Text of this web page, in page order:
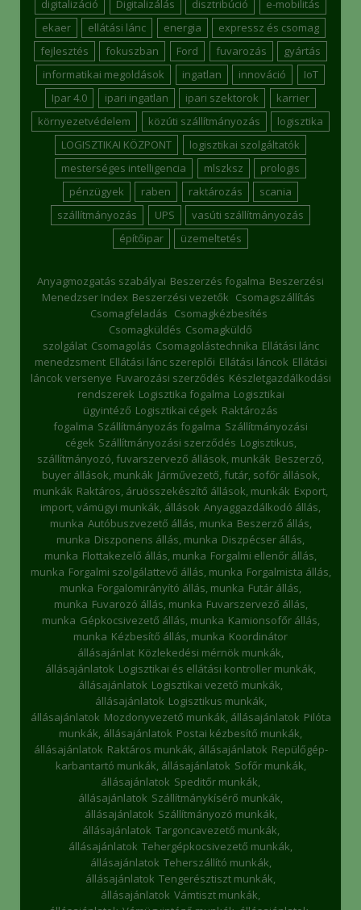
digitalizáció
Digitalizálás disztribúció
e-mobilitás
ekaer
ellátási lánc energia
expressz és csomag
fejlesztés
fokuszban Ford fuvarozás
gyártás
informatikai megoldások
ingatlan innováció
IoT
Ipar 4.0
ipari ingatlan ipari szektorok
karrier
környezetvédelem
közúti szállítmányozás
logisztika
LOGISZTIKAI KÖZPONT
logisztikai szolgáltatók
mesterséges intelligencia
mlszksz
prologis
pénzügyek
raben raktározás
scania
szállítmányozás
UPS
vasúti szállítmányozás
építőipar
üzemeltetés
Anyagmozgatás szabályai Beszerzés fogalma Beszerzési
Menedzser Index Beszerzési vezetők Csomagszállítás
Csomagfeladás Csomagkézbesítés
Csomagküldés Csomagküldő
szolgálat Csomagolás Csomagolástechnika Ellátási lánc
menedzsment Ellátási lánc szereplői Ellátási láncok Ellátási
láncok versenye Fuvarozási szerződés Készletgazdálkodási
rendszerek Logisztika fogalma Logisztikai
ügyintéző Logisztikai cégek Raktározás
fogalma Szállítmányozás fogalma Szállítmányozási
cégek Szállítmányozási szerződés Logisztikus,
szállítmányozó, fuvarszervező állások, munkák Beszerző,
buyer állások, munkák Járművezető, futár, sofőr állások,
munkák Raktáros, áruösszekészítő állások, munkák Export,
import, vámügyi munkák, állások Anyaggazdálkodó állás,
munka Autóbuszvezető állás, munka Beszerző állás,
munka Diszponens állás, munka Diszpécser állás,
munka Flottakezelő állás, munka Forgalmi ellenőr állás,
munka Forgalmi szolgálattevő állás, munka Forgalmista állás,
munka Forgalomirányító állás, munka Futár állás,
munka Fuvarozó állás, munka Fuvarszervező állás,
munka Gépkocsivezető állás, munka Kamionsofőr állás,
munka Kézbesítő állás, munka Koordinátor
állásajánlat Közlekedési mérnök munkák,
állásajánlatok Logisztikai és ellátási kontroller munkák,
állásajánlatok Logisztikai vezető munkák,
állásajánlatok Logisztikus munkák,
állásajánlatok Mozdonyvezető munkák, állásajánlatok Pilóta
munkák, állásajánlatok Postai kézbesítő munkák,
állásajánlatok Raktáros munkák, állásajánlatok Repülőgép-
karbantartó munkák, állásajánlatok Sofőr munkák,
állásajánlatok Speditőr munkák,
állásajánlatok Szállítmánykísérő munkák,
állásajánlatok Szállítmányozó munkák,
állásajánlatok Targoncavezető munkák,
állásajánlatok Tehergépkocsivezető munkák,
állásajánlatok Teherszállító munkák,
állásajánlatok Tengerésztiszt munkák,
állásajánlatok Vámtiszt munkák,